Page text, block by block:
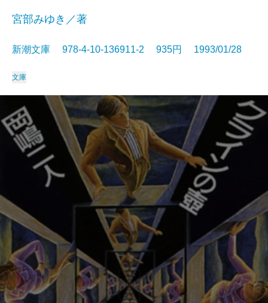
宮部みゆき／著
新潮文庫 978-4-10-136911-2 935円 1993/01/28
文庫